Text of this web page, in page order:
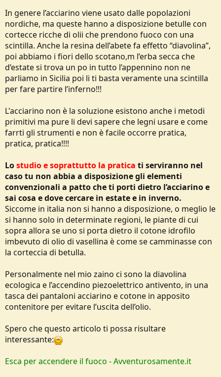
In genere l’acciarino viene usato dalle popolazioni
nordiche, ma queste hanno a disposizione betulle con
cortecce ricche di olii che prendono fuoco con una
scintilla. Anche la resina dell’abete fa effetto “diavolina”,
poi abbiamo i fiori dello scotano,m l’erba secca che
d’estate si trova un po in tutto l’appennino non ne
parliamo in Sicilia poi li ti basta veramente una scintilla
per fare partire l’inferno!!!
L'acciarino non è la soluzione esistono anche i metodi
primitivi ma pure li devi sapere che legni usare e come
farrti gli strumenti e non è facile occorre pratica,
pratica, pratica!!!!
Lostudio e soprattutto la pratica ti serviranno nel
caso tu non abbia a disposizione gli elementi
convenzionali a patto che ti porti dietro l’acciarino e
sai cosa e dove cercare in estate e in inverno.
Siccome in italia non si hanno a disposizione, o meglio le
si hanno solo in determinate regioni, le piante di cui
sopra allora se uno si porta dietro il cotone idrofilo
imbevuto di olio di vasellina è come se camminasse con
la corteccia di betulla.
Personalmente nel mio zaino ci sono la diavolina
ecologica e l’accendino piezoelettrico antivento, in una
tasca dei pantaloni acciarino e cotone in apposito
contenitore per evitare l’uscita dell’olio.
Spero che questo articolo ti possa risultare
interessante:
Esca per accendere il fuoco - Avventurosamente.it